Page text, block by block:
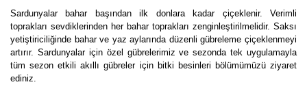
Sardunyalar bahar başından ilk donlara kadar çiçeklenir. Verimli
toprakları sevdiklerinden her bahar toprakları zenginleştirilmelidir. Saksı
yetiştiriciliğinde bahar ve yaz aylarında düzenli gübreleme çiçeklenmeyi
artırır. Sardunyalar için özel gübrelerimiz ve sezonda tek uygulamayla
tüm sezon etkili akıllı gübreler için bitki besinleri bölümümüzü ziyaret
ediniz.